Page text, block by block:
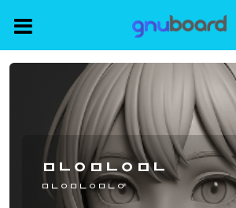
ㅁㄴㅇㅁㄴㅇㅁㄴ
ㅁㄴㅇㅁㄴㅇㅁㄴㅇ